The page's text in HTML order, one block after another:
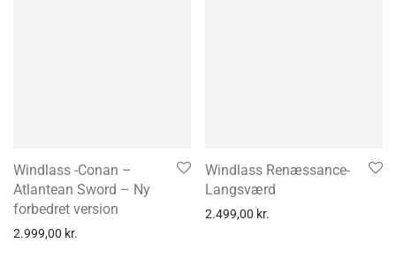
Windlass -Conan –
Atlantean Sword – Ny
forbedret version
2.999,00 kr.
Windlass Renæssance-
Langsværd
2.499,00 kr.